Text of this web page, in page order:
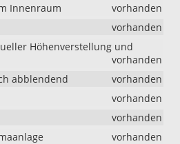
Innenraum
vorhanden
vorhanden
Höhenverstellung und
vorhanden
abblendend
vorhanden
vorhanden
vorhanden
vorhanden